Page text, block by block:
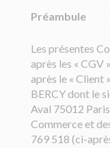
Préambule
Les présentes
après les « CGV
après le « Client
BERCY dont le
Aval 75012
Commerce et
769 518 (ci-